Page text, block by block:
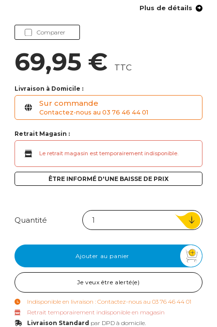
Plus de détails
Comparer
69,95 € TTC
Livraison à Domicile :
Sur commande
Contactez-nous au 03 76 46 44 01
Retrait Magasin :
Le retrait magasin est temporairement indisponible.
ÊTRE INFORMÉ D'UNE BAISSE DE PRIX
Quantité
Ajouter au panier
Je veux être alerté(e)
Indisponible en livraison : Contactez-nous au 03 76 46 44 01
Retrait temporairement indisponible en magasin
Livraison Standard par DPD à domicile.